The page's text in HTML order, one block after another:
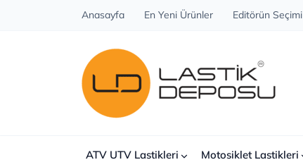
Anasayfa En Yeni Ürünler Editörün Seçimi
ATV UTV Lastikleri Motosiklet Lastikleri